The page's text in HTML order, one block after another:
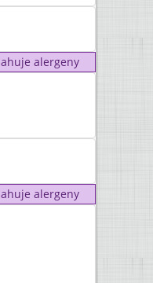
alergeny
alergeny